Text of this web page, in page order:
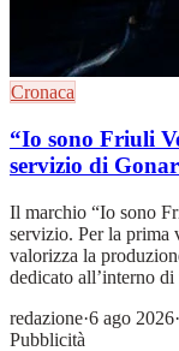
Cronaca
“Io sono Friuli
servizio di
Il marchio “Io sono
servizio. Per la prima
valorizza la
dedicato all’interno
redazione·6 ago 2026·
Pubblicità